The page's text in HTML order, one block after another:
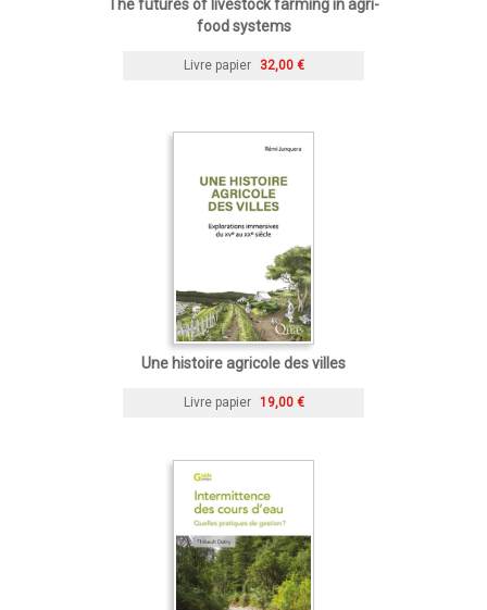
The futures of livestock farming in agri-
food systems
Livre papier 32,00 €
Une histoire agricole des villes
Livre papier 19,00 €